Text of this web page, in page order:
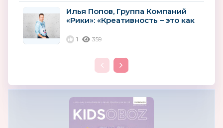
Илья Попов, Группа Компаний
«Рики»: «Креативность – это как
1 359